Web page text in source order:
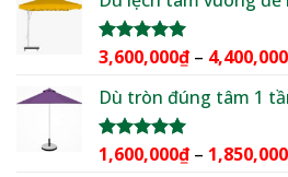
Được xếp
5 sao
3,600,000₫ – 4,400,000
Dù tròn đúng tâm 1
Được xếp
1,600,000₫ – 1,850,000